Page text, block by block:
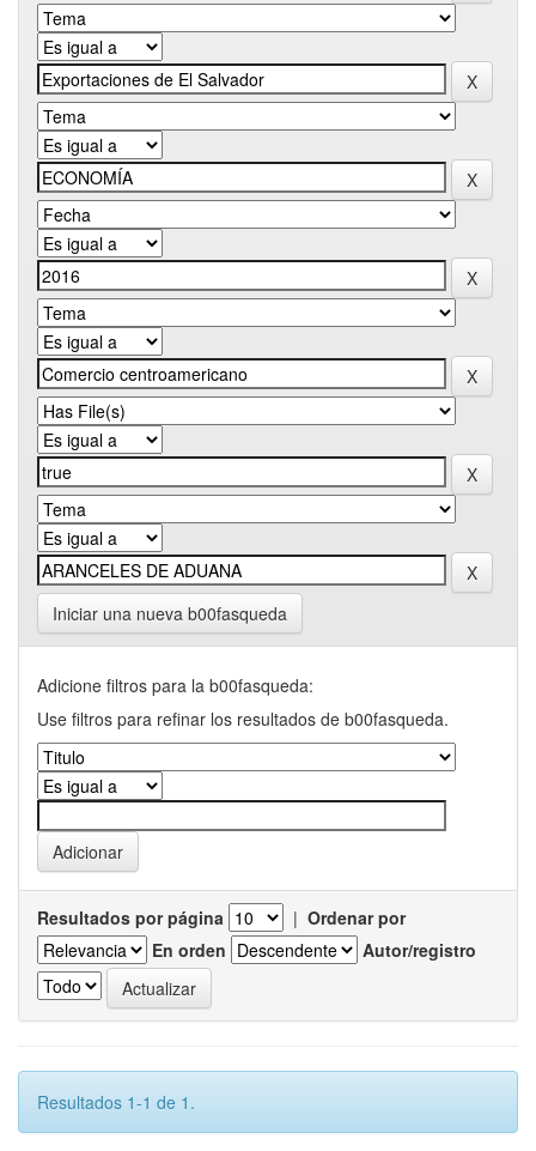
Iniciar una nueva b00fasqueda
Adicione filtros para la b00fasqueda:
Use filtros para refinar los resultados de b00fasqueda.
Resultados por página | Ordenar por
En orden
Autor/registro
Resultados 1-1 de 1.